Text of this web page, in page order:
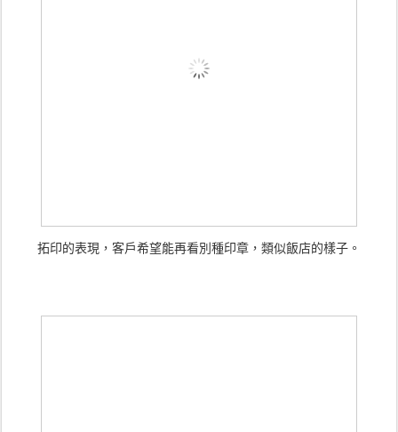
拓印的表現，客戶希望能再看別種印章，類似飯店的樣子。